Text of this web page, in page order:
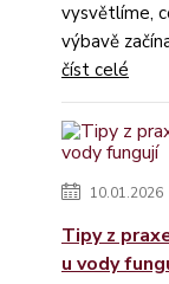
vysvětlíme,
výbavě
číst celé
10.01.2026
Tipy z
u vody